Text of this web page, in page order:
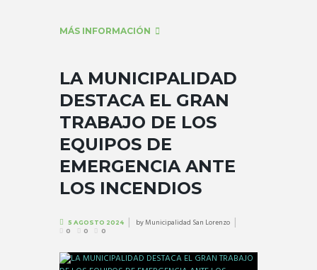
MÁS INFORMACIÓN
LA MUNICIPALIDAD
DESTACA EL GRAN
TRABAJO DE LOS
EQUIPOS DE
EMERGENCIA ANTE
LOS INCENDIOS
5 AGOSTO 2024 byMunicipalidad San Lorenzo
0 0 0